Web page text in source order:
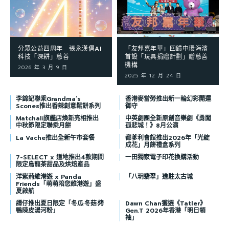
分眾公益四周年 張永漢倡AI
科技「深耕」慈善
2026 年 3 月 9 日
「友邦嘉年華」回歸中環海濱
首設「玩具捐贈計劃」贈慈善
機構
2025 年 12 月 24 日
李錦記聯乘Grandma’s
Scones推出香辣創意鬆餅系列
香港麥當勞推出新一輪幻彩開運
御守
Matchali旗艦店煥新亮相推出
中秋節限定聯乘月餅
中英劇團全新原創音樂劇《勇闖
孤悲城！》8月公演
La Vache推出全新午市套餐
都爹利會館推出2026年「光綻
成花」月餅禮盒系列
7-SELECT x 道地推出4款期間
限定烏龍茶甜品及烘焙產品
一田獨家電子印花換購活動
洋紫荊維港遊 x Panda
Friends「萌萌陪您維港遊」盛
夏啟航
「八玥翡翠」進駐太古城
譚仔推出夏日限定「冬瓜·冬菇·烤
鴨陳皮湯河粉」
Dawn Chan獲選《Tatler》
Gen.T 2026年香港「明日領
袖」